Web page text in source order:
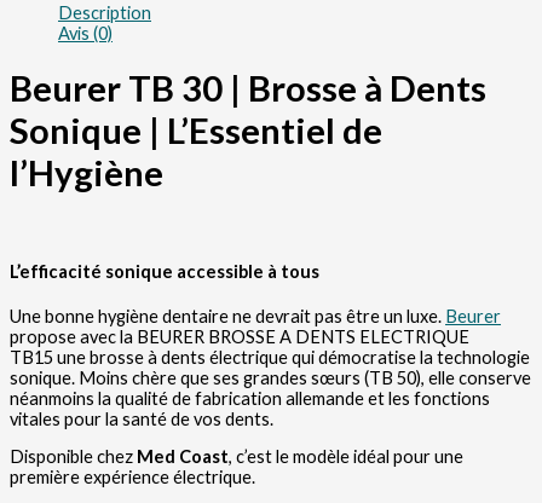
Description
Avis (0)
Beurer TB 30 | Brosse à Dents
Sonique | L’Essentiel de
l’Hygiène
L’efficacité sonique accessible à tous
Une bonne hygiène dentaire ne devrait pas être un luxe. Beurer
propose avec la BEURER BROSSE A DENTS ELECTRIQUE
TB15 une brosse à dents électrique qui démocratise la technologie
sonique. Moins chère que ses grandes sœurs (TB 50), elle conserve
néanmoins la qualité de fabrication allemande et les fonctions
vitales pour la santé de vos dents.
Disponible chez Med Coast, c’est le modèle idéal pour une
première expérience électrique.